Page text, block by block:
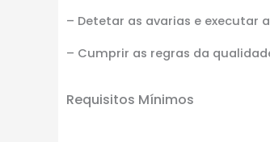
– Detetar as avarias e executar
– Cumprir as regras da
Requisitos Mínimos